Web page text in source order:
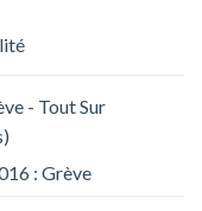
- Tout Sur
: Grève